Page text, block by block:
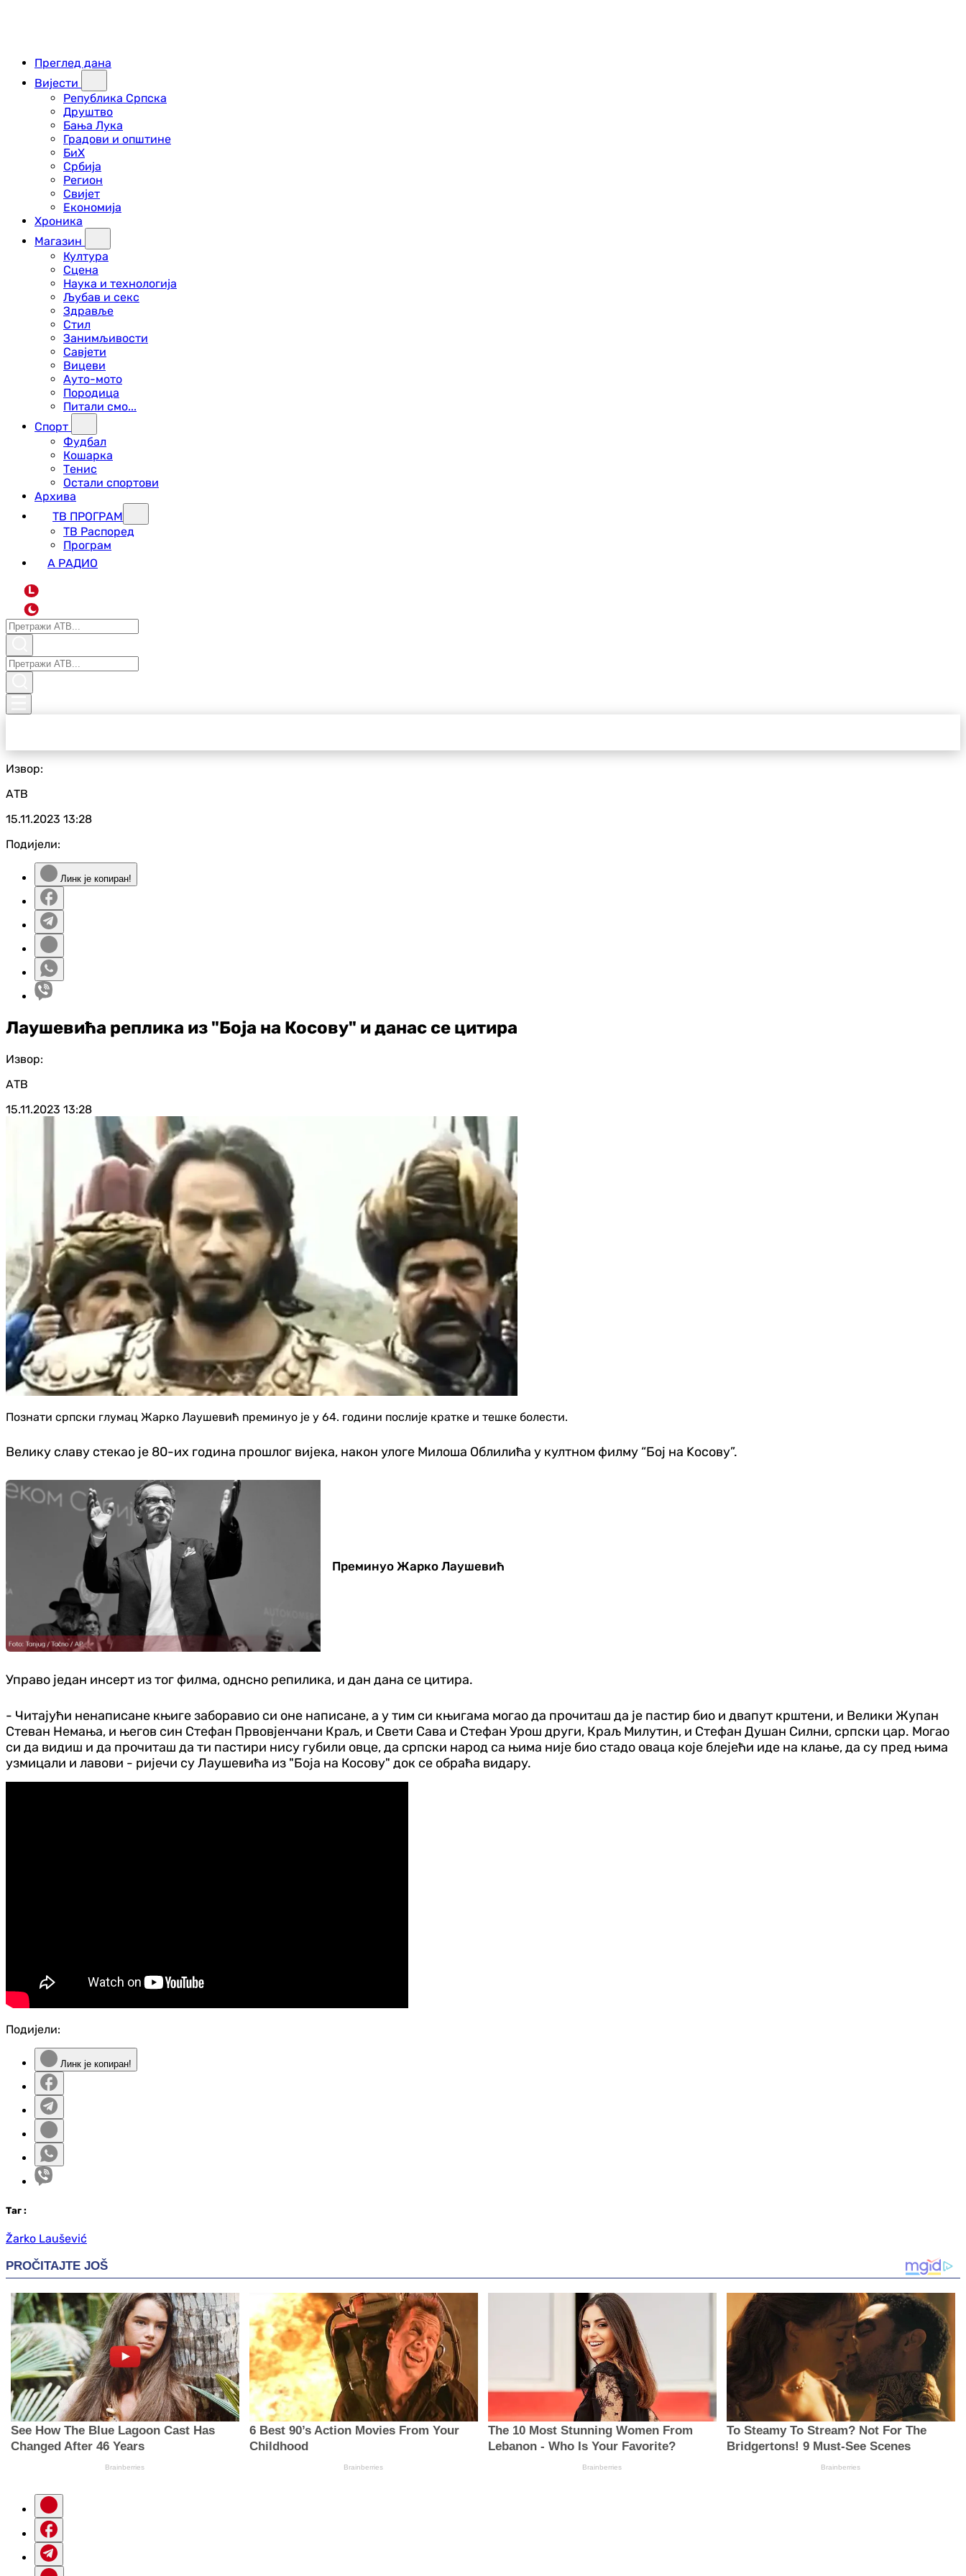
Преглед дана
Вијести
Република Српска
Друштво
Бања Лука
Градови и општине
БиХ
Србија
Регион
Свијет
Економија
Хроника
Магазин
Култура
Сцена
Наука и технологија
Љубав и секс
Здравље
Стил
Занимљивости
Савјети
Вицеви
Ауто-мото
Породица
Питали смо...
Спорт
Фудбал
Кошарка
Тенис
Остали спортови
Архива
ТВ ПРОГРАМ
ТВ Распоред
Програм
А РАДИО
L
Извор:
АТВ
15.11.2023 13:28
Подијели:
Линк је копиран!
Лаушевића реплика из "Боја на Косову" и данас се цитира
Извор:
АТВ
15.11.2023 13:28
Познати српски глумац Жарко Лаушевић преминуо је у 64. години послије кратке и тешке болести.
Велику славу стекао је 80-их година прошлог вијека, након улоге Милоша Облилића у култном филму “Бој на Kосову”.
Преминуо Жарко Лаушевић
Управо један инсерт из тог филма, однсно репилика, и дан дана се цитира.
- Читајући ненаписане књиге заборавио си оне написане, а у тим си књигама могао да прочиташ да је пастир био и двапут крштени, и Велики Жупан
Стеван Немања, и његов син Стефан Првовјенчани Краљ, и Свети Сава и Стефан Урош други, Краљ Милутин, и Стефан Душан Силни, српски цар. Mогао
си да видиш и да прочиташ да ти пастири нису губили овце, да српски народ са њима није био стадо оваца које блејећи иде на клање, да су пред њима
узмицали и лавови - ријечи су Лаушевића из "Боја на Косову" док се обраћа видару.
Подијели:
Линк је копиран!
Таг :
Žarko Laušević